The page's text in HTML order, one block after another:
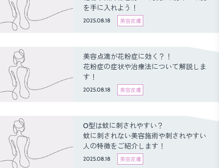
を手に入れよう！
2025.08.18 美容皮膚
美容点滴が花粉症に効く？！
花粉症の症状や治療法について解説しま
す！
2025.08.18 美容皮膚
O型は蚊に刺されやすい？
蚊に刺されない美容施術や刺されやすい
人の特徴をご紹介します！
2025.08.18 美容皮膚